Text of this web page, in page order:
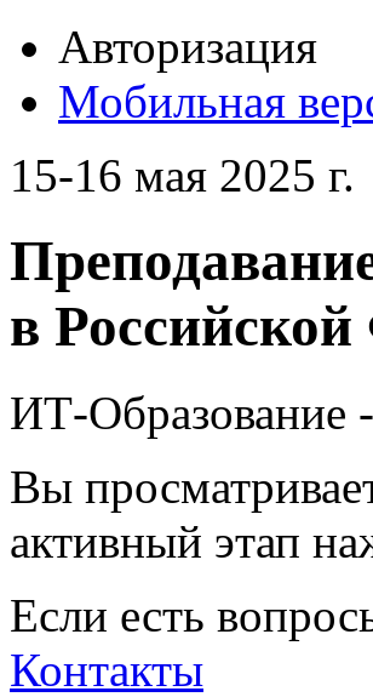
Авторизация
Мобильная
15-16 мая 2025 г.
в
ИТ-Образование
Вы
активный этап
Если есть
Контакты